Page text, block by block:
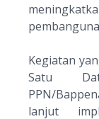
Kegiatan
Satu
PPN/
lanjut